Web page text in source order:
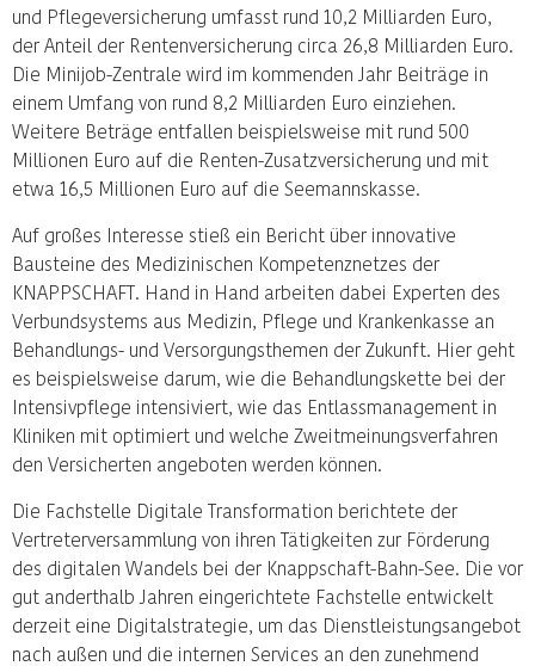
und Pflegeversicherung umfasst rund 10,2 Milliarden Euro,
der Anteil der Rentenversicherung circa 26,8 Milliarden Euro.
Die Minijob-Zentrale wird im kommenden Jahr Beiträge in
einem Umfang von rund 8,2 Milliarden Euro einziehen.
Weitere Beträge entfallen beispielsweise mit rund 500
Millionen Euro auf die Renten-Zusatzversicherung und mit
etwa 16,5 Millionen Euro auf die Seemannskasse.
Auf großes Interesse stieß ein Bericht über innovative
Bausteine des Medizinischen Kompetenznetzes der
KNAPPSCHAFT. Hand in Hand arbeiten dabei Experten des
Verbundsystems aus Medizin, Pflege und Krankenkasse an
Behandlungs- und Versorgungsthemen der Zukunft. Hier geht
es beispielsweise darum, wie die Behandlungskette bei der
Intensivpflege intensiviert, wie das Entlassmanagement in
Kliniken mit optimiert und welche Zweitmeinungsverfahren
den Versicherten angeboten werden können.
Die Fachstelle Digitale Transformation berichtete der
Vertreterversammlung von ihren Tätigkeiten zur Förderung
des digitalen Wandels bei der Knappschaft-Bahn-See. Die vor
gut anderthalb Jahren eingerichtete Fachstelle entwickelt
derzeit eine Digitalstrategie, um das Dienstleistungsangebot
nach außen und die internen Services an den zunehmend